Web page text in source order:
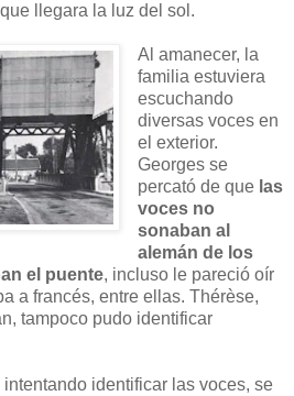
llegara la luz del sol.
Al amanecer, la
familia estuviera
escuchando
diversas voces en
el exterior.
Georges se
percató de que las
voces no
sonaban al
alemán de los
el puente, incluso le pareció oír
a francés, entre ellas. Thérèse,
tampoco pudo identificar
identificar las voces, se